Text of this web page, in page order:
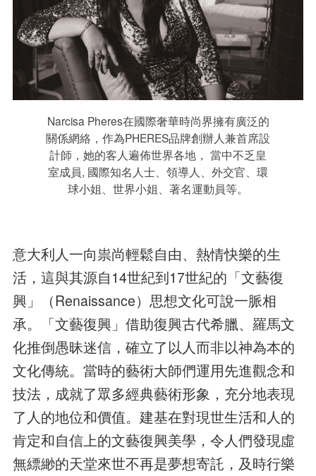
Narcisa Pheres在國際奢華時尚界擁有廣泛的
關係網絡，作為PHERES品牌創辦人兼首席設
計師，她的客人遍佈世界各地， 當中不乏皇
室成員, 國際知名人士、領導人、外交官、環
球小姐、世界小姐、著名運動員等。
意大利人一向祟尚輕鬆自由、熱情快樂的生
活，這與其源自14世紀到17世紀的「文藝復
興」（Renaissance）思想文化可說一脈相
承。「文藝復興」借助復興古代希臘、羅馬文
化推倒愚昧迷信，確立了以人而非以神為本的
文化傳統。當時的藝術大師們運用先進觀念和
技法，成就了眾多經典藝術形象，充分地表現
了人的地位和價值。建基在對現世生活和人的
肯定和自信上的文藝復興美學，令人們發現虛
無縹緲的天堂來世不再是夢想寄託，及時行樂